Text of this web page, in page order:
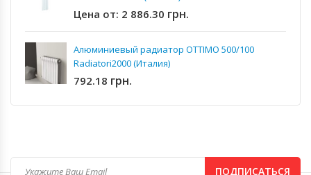
Цена от: 2 886.30 грн.
Алюминиевый радиатор OTTIMO 500/100
Radiatori2000 (Италия)
792.18 грн.
ПОДПИСАТЬСЯ